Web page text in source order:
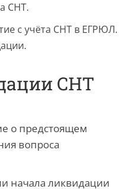
СНТ.
с учёта СНТ в ЕГРЮЛ.
СНТ
о предстоящем
вопроса
начала ликвидации